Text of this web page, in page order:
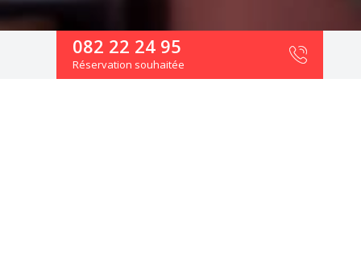
082 22 24 95
Réservation souhaitée